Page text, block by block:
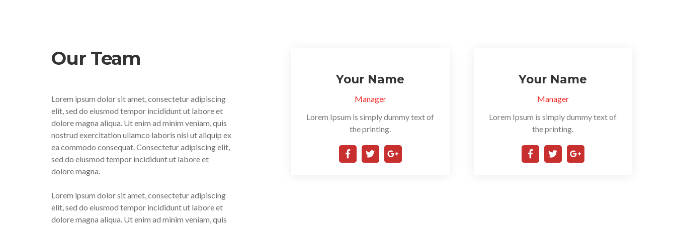
Our Team
Lorem ipsum dolor sit amet, consectetur adipiscing
elit, sed do eiusmod tempor incididunt ut labore et
dolore magna aliqua. Ut enim ad minim veniam, quis
nostrud exercitation ullamco laboris nisi ut aliquip ex
ea commodo consequat. Consectetur adipiscing elit,
sed do eiusmod tempor incididunt ut labore et
dolore magna.
Lorem ipsum dolor sit amet, consectetur adipiscing
elit, sed do eiusmod tempor incididunt ut labore et
dolore magna aliqua. Ut enim ad minim veniam, quis
Your Name
Manager
Lorem Ipsum is simply dummy text of
the printing.
Your Name
Manager
Lorem Ipsum is simply dummy text of
the printing.